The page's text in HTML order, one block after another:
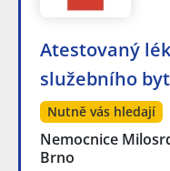
Atestovaný
služebního
Nutně vás hledají
Nemocnice
Brno